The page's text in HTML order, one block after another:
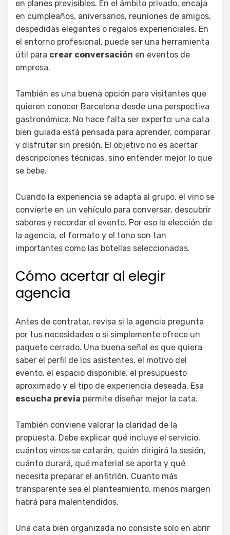
en planes previsibles. En el ámbito privado, encaja
en cumpleaños, aniversarios, reuniones de amigos,
despedidas elegantes o regalos experienciales. En
el entorno profesional, puede ser una herramienta
útil para crear conversación en eventos de
empresa.
También es una buena opción para visitantes que
quieren conocer Barcelona desde una perspectiva
gastronómica. No hace falta ser experto: una cata
bien guiada está pensada para aprender, comparar
y disfrutar sin presión. El objetivo no es acertar
descripciones técnicas, sino entender mejor lo que
se bebe.
Cuando la experiencia se adapta al grupo, el vino se
convierte en un vehículo para conversar, descubrir
sabores y recordar el evento. Por eso la elección de
la agencia, el formato y el tono son tan
importantes como las botellas seleccionadas.
Cómo acertar al elegir
agencia
Antes de contratar, revisa si la agencia pregunta
por tus necesidades o si simplemente ofrece un
paquete cerrado. Una buena señal es que quiera
saber el perfil de los asistentes, el motivo del
evento, el espacio disponible, el presupuesto
aproximado y el tipo de experiencia deseada. Esa
escucha previa permite diseñar mejor la cata.
También conviene valorar la claridad de la
propuesta. Debe explicar qué incluye el servicio,
cuántos vinos se catarán, quién dirigirá la sesión,
cuánto durará, qué material se aporta y qué
necesita preparar el anfitrión. Cuanto más
transparente sea el planteamiento, menos margen
habrá para malentendidos.
Una cata bien organizada no consiste solo en abrir